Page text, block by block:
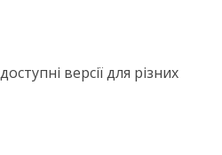
версії для різних